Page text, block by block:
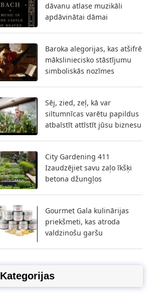
dāvanu atlase muzikāli
apdāvinātai dāmai
Baroka alegorijas, kas atšifrē
māksliniecisko stāstījumu
simboliskās nozīmes
Sēj, zied, zeļ, kā var
siltumnīcas varētu papildus
atbalstīt attīstīt jūsu biznesu
City Gardening 411
Izaudzējiet savu zaļo īkšķi
betona džungļos
Gourmet Gala kulinārijas
priekšmeti, kas atroda
valdzinošu garšu
Kategorijas